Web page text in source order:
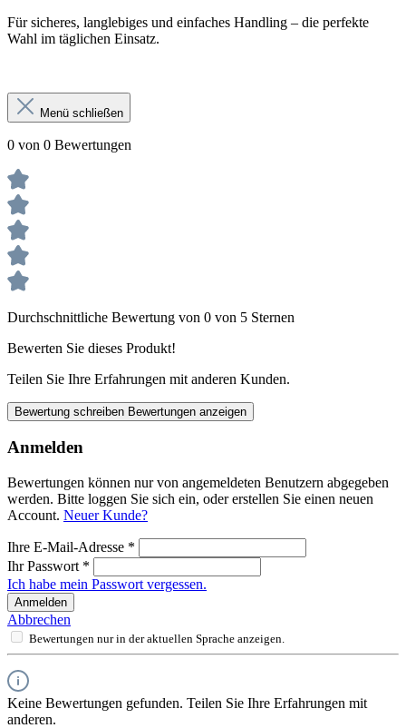
Für sicheres, langlebiges und einfaches Handling – die perfekte
Wahl im täglichen Einsatz.
Menü schließen
0 von 0 Bewertungen
Durchschnittliche Bewertung von 0 von 5 Sternen
Bewerten Sie dieses Produkt!
Teilen Sie Ihre Erfahrungen mit anderen Kunden.
Bewertung schreiben Bewertungen anzeigen
Anmelden
Bewertungen können nur von angemeldeten Benutzern abgegeben
werden. Bitte loggen Sie sich ein, oder erstellen Sie einen neuen
Account. Neuer Kunde?
Ihre E-Mail-Adresse *
Ihr Passwort *
Ich habe mein Passwort vergessen.
Anmelden
Abbrechen
Bewertungen nur in der aktuellen Sprache anzeigen.
Keine Bewertungen gefunden. Teilen Sie Ihre Erfahrungen mit
anderen.